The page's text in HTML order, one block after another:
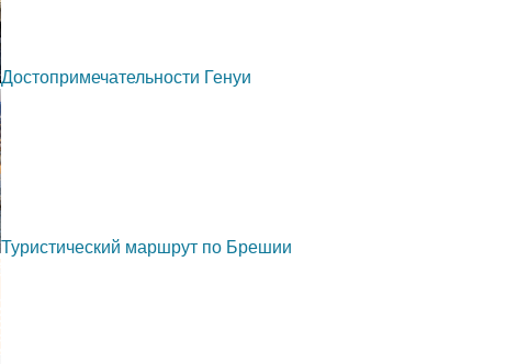
Достопримечательности Генуи
Туристический маршрут по Брешии